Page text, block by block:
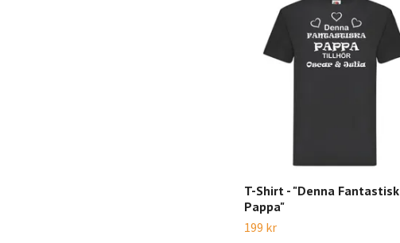
T-Shirt - "Denna Fantastisk
Pappa"
199 kr